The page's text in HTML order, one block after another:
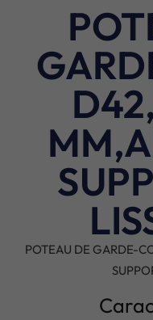
POTEAU DE GARDE-